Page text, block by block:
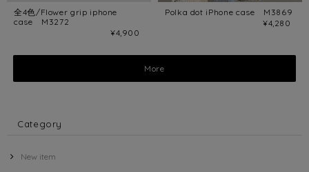
全4色/Flower grip iphone
case M3272
¥4,900
Polka dot iPhone case M3869
¥4,280
More
Category
New item